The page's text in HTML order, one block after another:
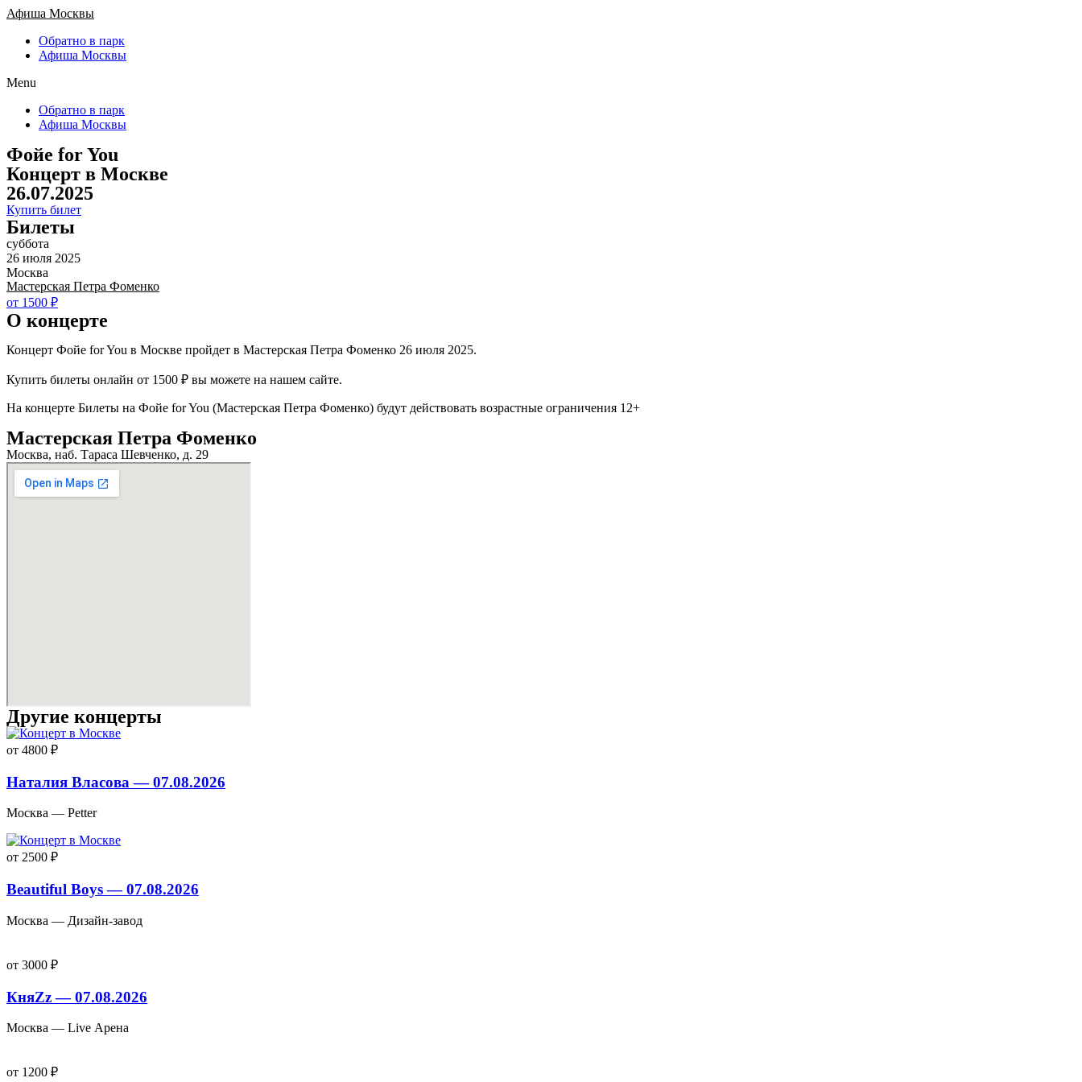
Афиша Москвы
Обратно в парк
Афиша Москвы
Menu
Обратно в парк
Афиша Москвы
Фойе for You
Концерт в Москве
26.07.2025
Купить билет
Билеты
суббота
26 июля 2025
Москва
Мастерская Петра Фоменко
от 1500 ₽
О концерте
Концерт Фойе for You в Москве пройдет в Мастерская Петра Фоменко 26 июля 2025.
Купить билеты онлайн от 1500 ₽ вы можете на нашем сайте.
На концерте Билеты на Фойе for You (Мастерская Петра Фоменко) будут действовать возрастные ограничения 12+
Мастерская Петра Фоменко
Москва, наб. Тараса Шевченко, д. 29
Другие концерты
от 4800 ₽
Наталия Власова — 07.08.2026
Москва — Petter
от 2500 ₽
Beautiful Boys — 07.08.2026
Москва — Дизайн-завод
от 3000 ₽
КняZz — 07.08.2026
Москва — Live Арена
от 1200 ₽